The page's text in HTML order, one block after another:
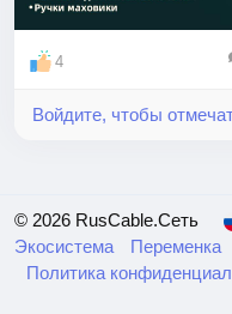
4
Войдите, чтобы
© 2026 RusCable.Сеть
Экосистема
Переменка
Политика